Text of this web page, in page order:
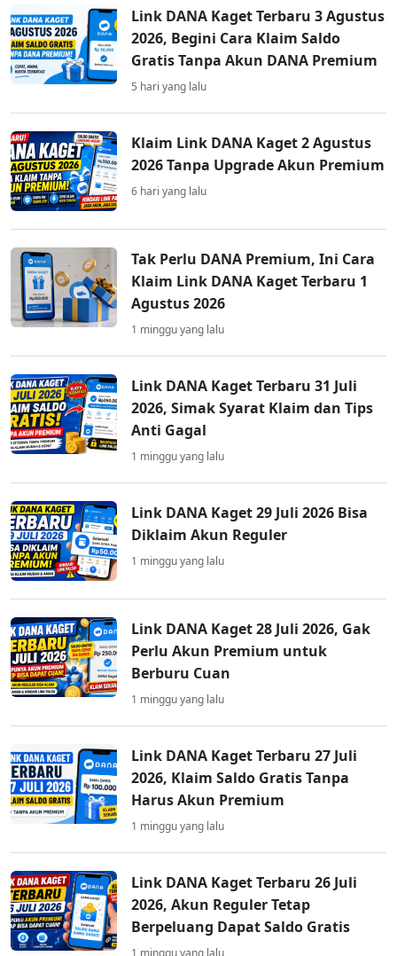
Link DANA Kaget Terbaru 3 Agustus
2026, Begini Cara Klaim Saldo
Gratis Tanpa Akun DANA Premium
5 hari yang lalu
Klaim Link DANA Kaget 2 Agustus
2026 Tanpa Upgrade Akun Premium
6 hari yang lalu
Tak Perlu DANA Premium, Ini Cara
Klaim Link DANA Kaget Terbaru 1
Agustus 2026
1 minggu yang lalu
Link DANA Kaget Terbaru 31 Juli
2026, Simak Syarat Klaim dan Tips
Anti Gagal
1 minggu yang lalu
Link DANA Kaget 29 Juli 2026 Bisa
Diklaim Akun Reguler
1 minggu yang lalu
Link DANA Kaget 28 Juli 2026, Gak
Perlu Akun Premium untuk
Berburu Cuan
1 minggu yang lalu
Link DANA Kaget Terbaru 27 Juli
2026, Klaim Saldo Gratis Tanpa
Harus Akun Premium
1 minggu yang lalu
Link DANA Kaget Terbaru 26 Juli
2026, Akun Reguler Tetap
Berpeluang Dapat Saldo Gratis